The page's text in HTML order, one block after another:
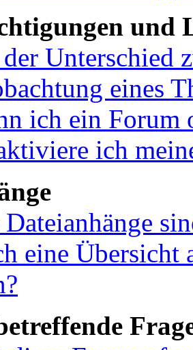
und
Unterschied
eines
ich ein Forum
ich
eine Übersicht